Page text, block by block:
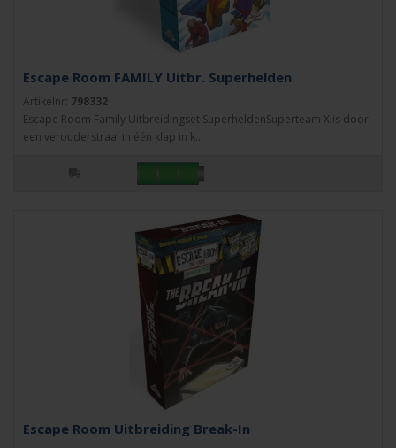
Escape Room FAMILY Uitbr. Superhelden
Artikelnr: 798332
Escape Room Family Uitbreidingset SuperheldenSuperteam X is door
een verouderstraal in één klap in k..
Escape Room Uitbreiding Break-In